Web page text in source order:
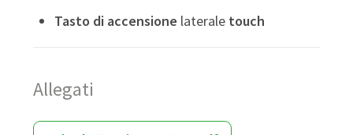
Tasto di accensione laterale touch
Allegati